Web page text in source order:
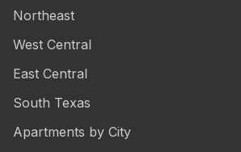
Northeast
West Central
East Central
South Texas
Apartments by City